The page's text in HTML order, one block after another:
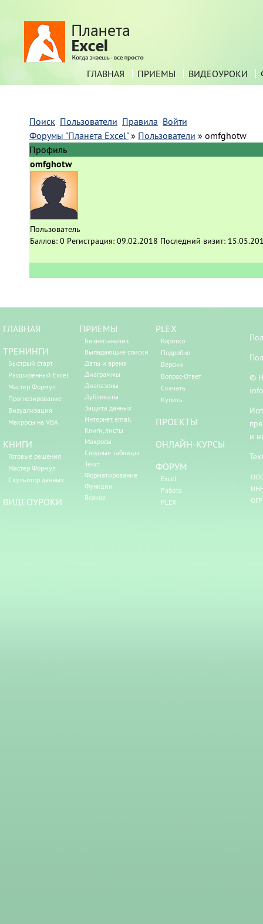
ГЛАВНАЯ ПРИЕМЫ ВИДЕОУРОКИ
Поиск Пользователи Правила Войти
Форумы "Планета Excel" » Пользователи » omfghotw
Профиль
omfghotw
Пользователь
Баллов: 0 Регистрация: 09.02.2018 Последний визит:
ГЛАВНАЯ
ТРЕНИНГИ
Быстрый старт
Расширенный Excel
Мастер Формул
Прогнозирование
Визуализация
Макросы на VBA
КНИГИ
Готовые решения
Мастер Формул
Скульптор данных
ВИДЕОУРОКИ
ПРИЕМЫ
Бизнес-анализ
Выпадающие списки
Даты и время
Диаграммы
Диапазоны
Дубликаты
Защита данных
Интернет, email
Книги, листы
Макросы
Сводные таблицы
Текст
Форматирование
Функции
Всякое
PLEX
Коротко
Подробно
Версии
Вопрос-Ответ
Скачать
Купить
ПРОЕКТЫ
ОНЛАЙН-КУРСЫ
ФОРУМ
Excel
Работа
PLEX
©
и